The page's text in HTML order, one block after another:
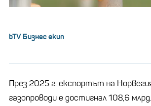
bTV Бизнес екип
През 2025 г. експортът на
газопроводи е достигнал 108,6